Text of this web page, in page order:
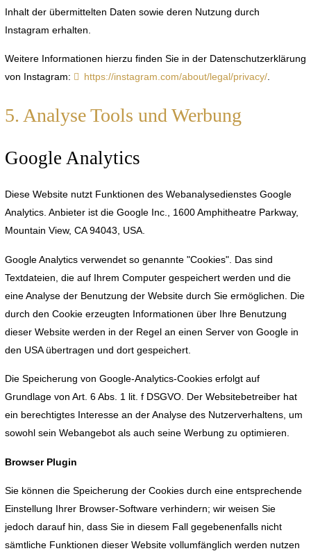
Inhalt der übermittelten Daten sowie deren Nutzung durch
Instagram erhalten.
Weitere Informationen hierzu finden Sie in der Datenschutzerklärung
von Instagram:
https://instagram.com/about/legal/privacy/
5. Analyse Tools und Werbung
Google Analytics
Diese Website nutzt Funktionen des Webanalysedienstes Google
Analytics. Anbieter ist die Google Inc., 1600 Amphitheatre Parkway,
Mountain View, CA 94043, USA.
Google Analytics verwendet so genannte "Cookies". Das sind
Textdateien, die auf Ihrem Computer gespeichert werden und die
eine Analyse der Benutzung der Website durch Sie ermöglichen. Die
durch den Cookie erzeugten Informationen über Ihre Benutzung
dieser Website werden in der Regel an einen Server von Google in
den USA übertragen und dort gespeichert.
Die Speicherung von Google-Analytics-Cookies erfolgt auf
Grundlage von Art. 6 Abs. 1 lit. f DSGVO. Der Websitebetreiber hat
ein berechtigtes Interesse an der Analyse des Nutzerverhaltens, um
sowohl sein Webangebot als auch seine Werbung zu optimieren.
Browser Plugin
Sie können die Speicherung der Cookies durch eine entsprechende
Einstellung Ihrer Browser-Software verhindern; wir weisen Sie
jedoch darauf hin, dass Sie in diesem Fall gegebenenfalls nicht
sämtliche Funktionen dieser Website vollumfänglich werden nutzen